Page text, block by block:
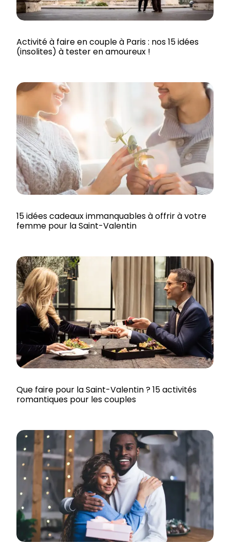
Activité à faire en couple à Paris : nos 15 idées
(insolites) à tester en amoureux !
15 idées cadeaux immanquables à offrir à votre
femme pour la Saint-Valentin
Que faire pour la Saint-Valentin ? 15 activités
romantiques pour les couples